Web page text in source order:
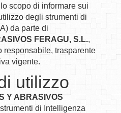
scopo di informare sui
degli strumenti di
da parte di
FERAGU, S.L.,
responsabile, trasparente
vigente.
utilizzo
Y ABRASIVOS
di Intelligenza